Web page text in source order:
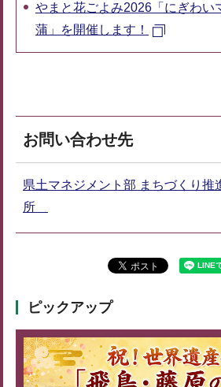
やまと花ごよみ2026「にぎわい
蒲」を開催します！
お問い合わせ先
県土マネジメント部 まちづくり推
所
ピックアップ